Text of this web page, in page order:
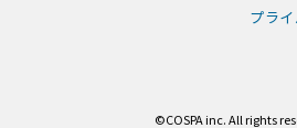
プラ
©COSPA inc. All rights